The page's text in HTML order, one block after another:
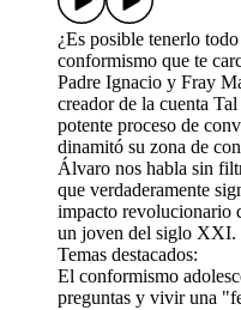
¿Es posible tenerlo
conformismo que te
Padre Ignacio y Fray
creador de la cuenta
potente proceso de
dinamitó su zona de
Álvaro nos habla sin
que verdaderamente
impacto revolucionario
un joven del siglo XXI.
Temas destacados:
El conformismo
preguntas y vivir una